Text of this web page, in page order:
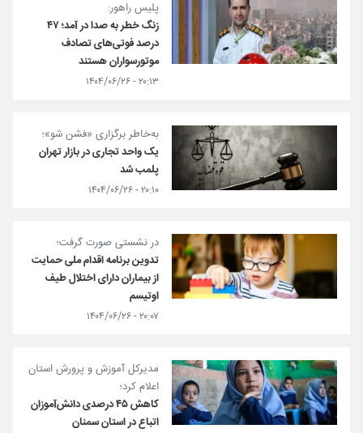
پلیس راهور:
زنگ خطر به صدا در آمد؛ ۴۷
درصد فوتی‌های تصادف
موتورسواران هستند
۲۰:۱۳ - ۱۴۰۴/۰۶/۲۶
به‌خاطر برگزاری «فشن شو»؛
یک واحد تجاری در بازار تهران
پلمب شد
۲۰:۱۰ - ۱۴۰۴/۰۶/۲۶
در نشستی صورت گرفت؛
تدوین برنامه اقدام ملی حمایت
از بیماران دارای اختلال طیف
اوتیسم
۲۰:۰۷ - ۱۴۰۴/۰۶/۲۶
مدیرکل آموزش و پرورش استان
اعلام کرد؛
کاهش ۴۵ درصدی دانش‌آموزان
اتباع در استان سمنان